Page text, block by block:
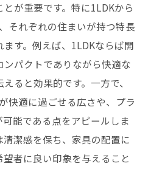
が重要です。特に1LDKから
それぞれの住まいが持つ特長
す。例えば、1LDKならば開
パクトでありながら快適な
ると効果的です。一方で、
快適に過ごせる広さや、プラ
能である点をアピールしま
潔感を保ち、家具の配置に
者に良い印象を与えること